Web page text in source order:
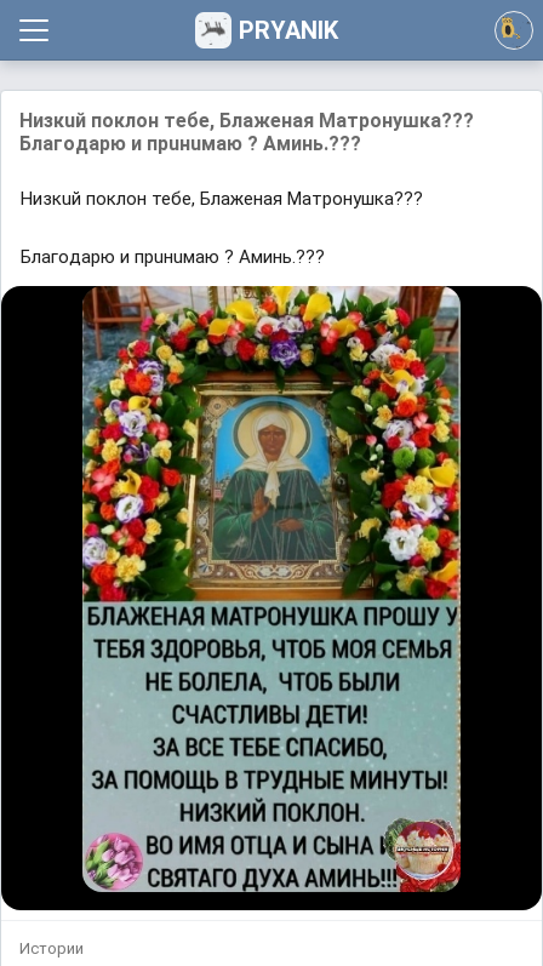
PRYANIK
Низкuй поклон тебе, Блаженaя Матронушкa???
Блaгoдарю и прuнuмаю ? Аминь.???
Низкuй поклон тебе, Блаженaя Матронушкa???
Блaгoдарю и прuнuмаю ? Аминь.???
Истории